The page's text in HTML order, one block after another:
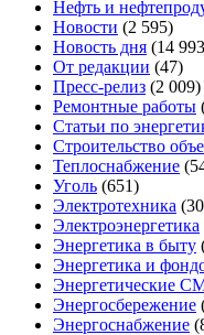
Нефть и
Новости (2 595)
Новость дня (14
От редакции (47)
Пресс-релиз (2 009)
Ремонтные работы
Статьи по
Строительство
Теплоснабжение
Уголь (651)
Электротехника
Электроэнергетика
Энергетика в быту
Энергетика и
Энергетические
Энергосбережение
Энергоснабжение